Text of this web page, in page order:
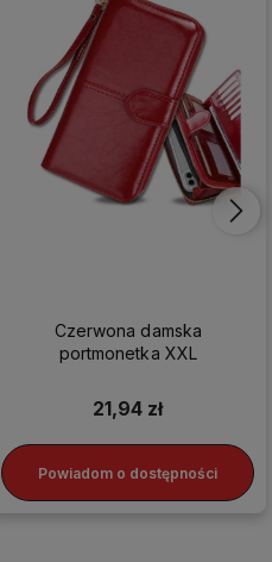
Czerwona damska
portmonetka XXL
21,94 zł
Powiadom o dostępności